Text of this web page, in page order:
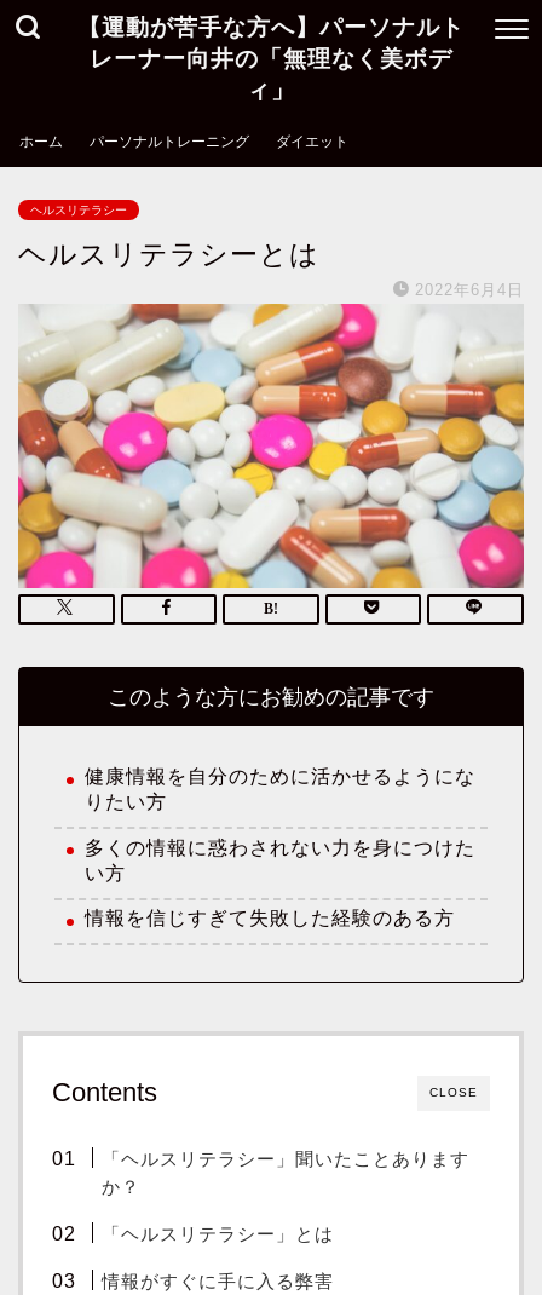
【運動が苦手な方へ】パーソナルト
レーナー向井の「無理なく美ボデ
ィ」
ホーム パーソナルトレーニング ダイエット
ヘルスリテラシー
ヘルスリテラシーとは
2022年6月4日
このような方にお勧めの記事です
健康情報を自分のために活かせるようにな
りたい方
多くの情報に惑わされない力を身につけた
い方
情報を信じすぎて失敗した経験のある方
CLOSE
Contents
「ヘルスリテラシー」聞いたことあります
か？
「ヘルスリテラシー」とは
情報がすぐに手に入る弊害